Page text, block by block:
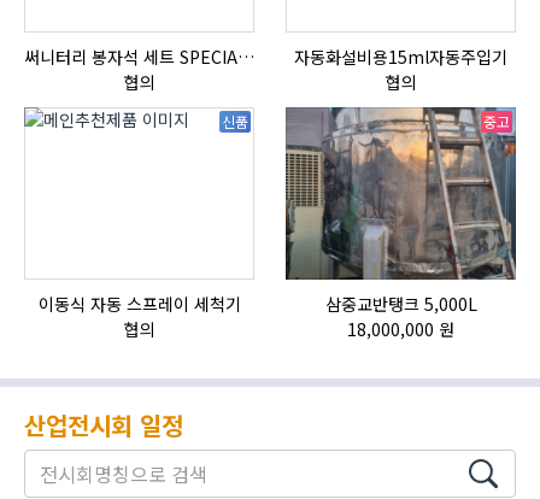
써니터리 봉자석 세트 SPECIAL , 봉자석 , 자석봉 , 호퍼용자석 , 전자석
협의
자동화설비용15ml자동주입기
협의
신품
이동식 자동 스프레이 세척기
협의
중고
삼중교반탱크 5,000L
18,000,000 원
산업전시회 일정